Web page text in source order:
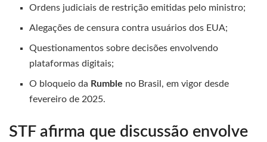
Ordens judiciais de restrição emitidas pelo ministro;
Alegações de censura contra usuários dos EUA;
Questionamentos sobre decisões envolvendo
plataformas digitais;
O bloqueio da Rumble no Brasil, em vigor desde
fevereiro de 2025.
STF afirma que discussão envolve